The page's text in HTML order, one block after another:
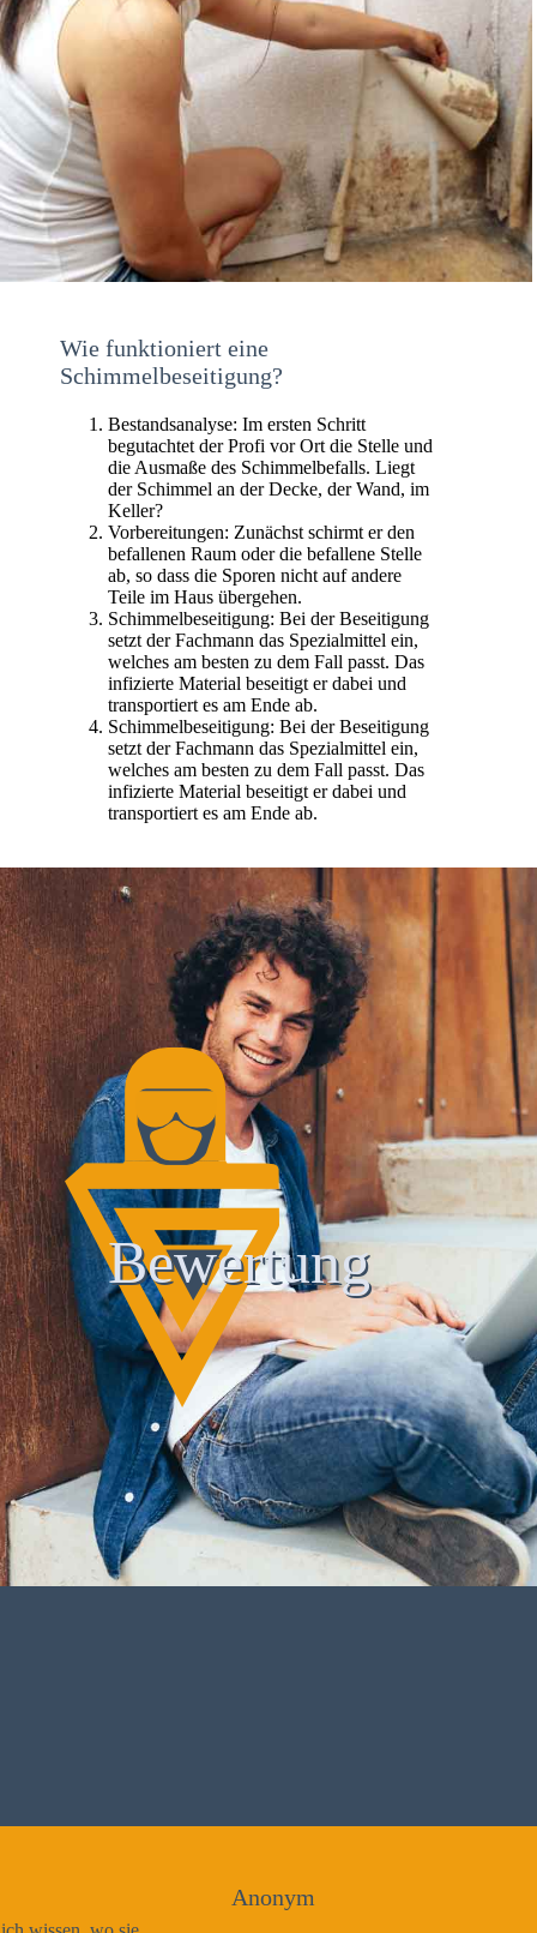
Wie funktioniert eine
Schimmelbeseitigung?
Bestandsanalyse: Im ersten Schritt
begutachtet der Profi vor Ort die Stelle und
die Ausmaße des Schimmelbefalls. Liegt
der Schimmel an der Decke, der Wand, im
Keller?
Vorbereitungen: Zunächst schirmt er den
befallenen Raum oder die befallene Stelle
ab, so dass die Sporen nicht auf andere
Teile im Haus übergehen.
Schimmelbeseitigung: Bei der Beseitigung
setzt der Fachmann das Spezialmittel ein,
welches am besten zu dem Fall passt. Das
infizierte Material beseitigt er dabei und
transportiert es am Ende ab.
Schimmelbeseitigung: Bei der Beseitigung
setzt der Fachmann das Spezialmittel ein,
welches am besten zu dem Fall passt. Das
infizierte Material beseitigt er dabei und
transportiert es am Ende ab.
Bewertung